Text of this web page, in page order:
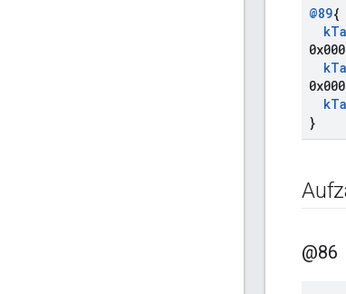
@89{
k
k
k
}
@86